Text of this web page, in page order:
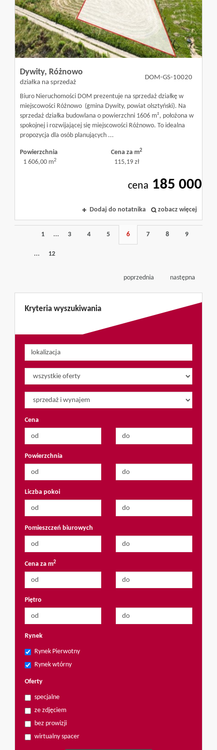
Dywity, Różnowo
działka na sprzedaż
DOM-GS-10020
Biuro Nieruchomości DOM prezentuje na sprzedaż działkę w
miejscowości Różnowo (gmina Dywity, powiat olsztyński). Na
sprzedaż działka budowlana o powierzchni 1606 m², położona w
spokojnej i rozwijającej się miejscowości Różnowo. To idealna
propozycja dla osób planujących ...
Powierzchnia
1 606,00 m2
Cena za m2
115,19 zł
cena 185 000
Dodaj do notatnika zobacz więcej
1 ... 3 4 5 6 7 8 9
... 12
poprzednia następna
Kryteria wyszukiwania
Cena
Powierzchnia
Liczba pokoi
Pomieszczeń biurowych
Cena za m2
Piętro
Rynek
Rynek Pierwotny
Rynek wtórny
Oferty
specjalne
ze zdjęciem
bez prowizji
wirtualny spacer